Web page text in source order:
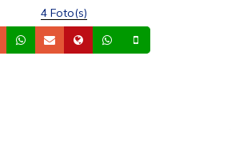
4 Foto(s)
TelefoneWhatsapp
Email Site Whatsapp